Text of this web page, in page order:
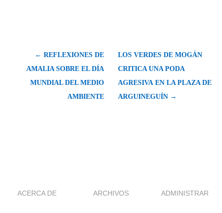
← REFLEXIONES DE
AMALIA SOBRE EL DÍA
MUNDIAL DEL MEDIO
AMBIENTE
LOS VERDES DE MOGÁN
CRITICA UNA PODA
AGRESIVA EN LA PLAZA DE
ARGUINEGUÍN →
ACERCA DE ARCHIVOS ADMINISTRAR